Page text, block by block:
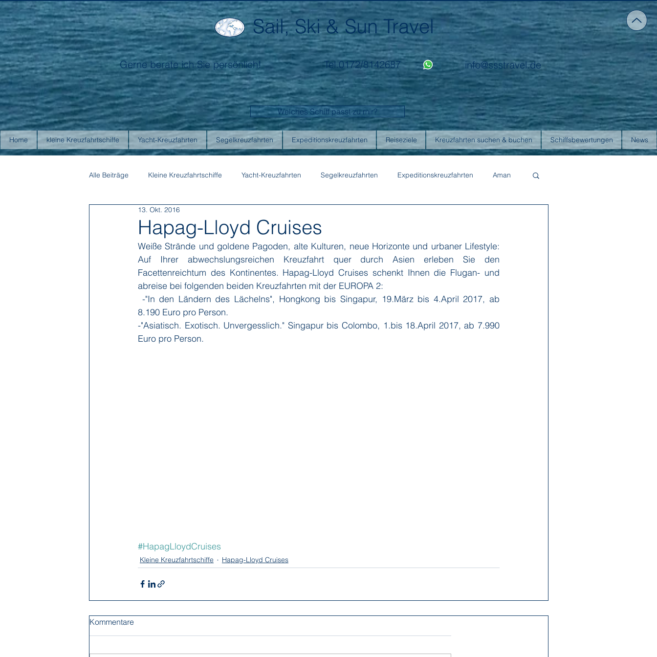
Sail, Ski & Sun Travel
Gerne berate ich Sie persönlich! Tel.0172/8142687 info@ssstravel.de
Welches Schiff passt zu mir?
Home kleine Kreuzfahrtschiffe Yacht-Kreuzfahrten Segelkreuzfahrten Expeditionskreuzfahrten Reiseziele Kreuzfahrten suchen & buchen Schiffsbewertungen News
Alle Beiträge Kleine Kreuzfahrtschiffe Yacht-Kreuzfahrten Segelkreuzfahrten Expeditionskreuzfahrten Aman
Antarctica21 Aurora Expeditions
HX Expeditions Orient Express Paul Gauguin Cruises Ponant
Poseidon Expeditions Regent Seven Seas Cruises Running on Waves
Sea Cloud Cruises SeaDream Yacht Club Silhouette Cruises Silversea Star Clippers Swan Hellenic
Hapag-Lloyd Cruises
13. Okt. 2016
Weiße Strände und goldene Pagoden, alte Kulturen, neue Horizonte und urbaner Lifestyle:
Auf Ihrer abwechslungsreichen Kreuzfahrt quer durch Asien erleben Sie den
Facettenreichtum des Kontinentes. Hapag-Lloyd Cruises schenkt Ihnen die Flugan- und
abreise bei folgenden beiden Kreuzfahrten mit der EUROPA 2:
8.190 Euro pro Person.
-"Asiatisch. Exotisch. Unvergesslich." Singapur bis Colombo, 1.bis 18.April 2017, ab 7.990
Euro pro Person.
#HapagLloydCruises
Kleine Kreuzfahrtschiffe Hapag-Lloyd Cruises
Kommentare